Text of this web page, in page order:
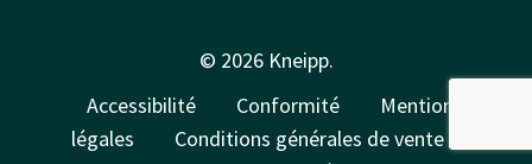
© 2026 Kneipp.
Accessibilité
Conformité
Mentions
légales
Conditions générales de vente